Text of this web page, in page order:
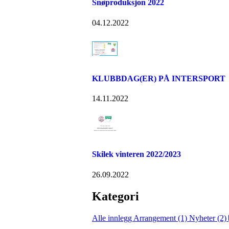
Snøproduksjon 2022
04.12.2022
KLUBBDAG(ER) PÅ INTERSPORT
14.11.2022
Skilek vinteren 2022/2023
26.09.2022
Kategori
Alle innlegg Arrangement (1) Nyheter (2)